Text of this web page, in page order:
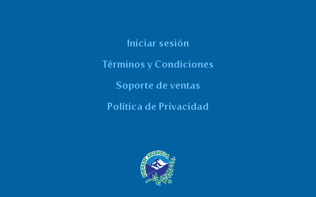
Iniciar sesión
Términos y Condiciones
Soporte de ventas
Política de Privacidad